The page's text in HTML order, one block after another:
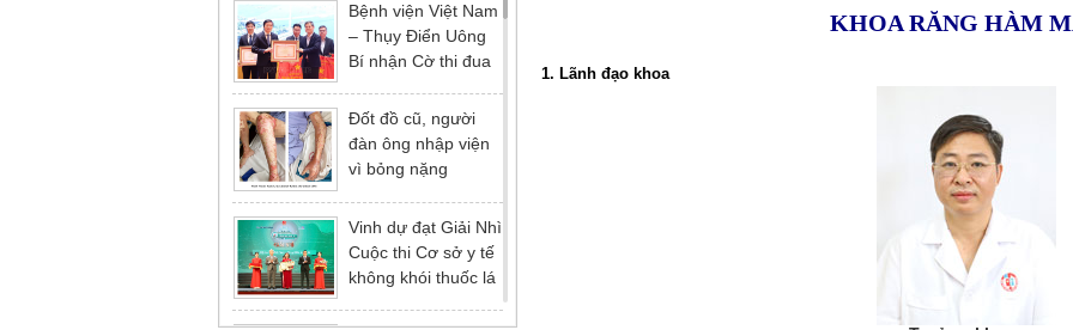
Bệnh viện Việt Nam
– Thụy Điển Uông
Bí nhận Cờ thi đua
năm 2025 của
Đảng ủy - Ủy ban
nhân dân Tỉnh
Đốt đồ cũ, người
đàn ông nhập viện
vì bỏng nặng
Vinh dự đạt Giải Nhì
Cuộc thi Cơ sở y tế
không khói thuốc lá
KHOA RĂNG HÀM
1. Lãnh đạo khoa